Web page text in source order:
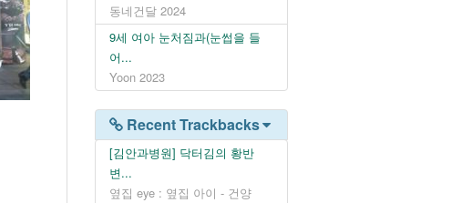
동네건달 2024
9세 여아 눈처짐과(눈썹을 들
어...
Yoon 2023
Recent Trackbacks
[김안과병원] 닥터김의 황반
변...
옆집 eye : 옆집 아이 - 건양